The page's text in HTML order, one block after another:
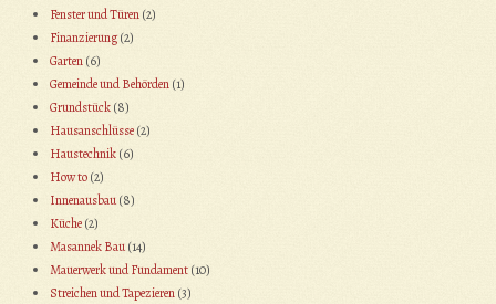
Fenster und Türen(2)
Finanzierung(2)
Garten(6)
Gemeinde und Behörden(1)
Grundstück(8)
Hausanschlüsse(2)
Haustechnik(6)
How to(2)
Innenausbau(8)
Küche(2)
Masannek Bau(14)
Mauerwerk und Fundament(10)
Streichen und Tapezieren(3)